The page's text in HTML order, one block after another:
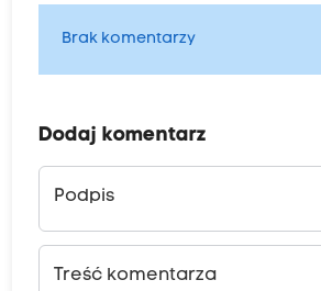
Brak komentarzy
Dodaj komentarz
Podpis
Treść komentarza